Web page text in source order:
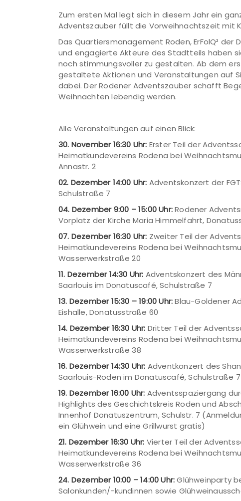
Zum ersten Mal legt sich in diesem Jahr ein
Adventszauber füllt die Vorweihnachtszeit mit
Das Quartiersmanagement Roden, ErFolQ² der
und engagierte Akteure des Stadtteils haben
noch stimmungsvoller zu gestalten. Ab dem
gestaltete Aktionen und Veranstaltungen auf
dabei. Der Rodener Adventszauber schafft
Weihnachten lebendig werden.
Alle Veranstaltungen auf einen Blick:
30. November 16:30 Uhr: Erster Teil der
Heimatkundevereins Rodena bei
Annastr. 2
02. Dezember 14:00 Uhr: Adventskonzert der
Schulstraße 7
04. Dezember 9:00 – 15:00 Uhr:Rodener
Vorplatz der Kirche Maria Himmelfahrt,
07. Dezember 16:30 Uhr: Zweiter Teil der
Heimatkundevereins Rodena bei
Wasserwerkstraße 20
11. Dezember 14:30 Uhr: Adventskonzert des
Saarlouis im Donatuscafé, Schulstraße 7
13. Dezember 15:30 – 19:00 Uhr:Blau-Goldener
Eishalle, Donatusstraße 60
14. Dezember 16:30 Uhr: Dritter Teil der
Heimatkundevereins Rodena bei
Wasserwerkstraße 38
16. Dezember 14:30 Uhr: Adventkonzert des
Saarlouis-Roden im Donatuscafé, Schulstraße 7
19. Dezember 16:00 Uhr: Adventsspaziergang
Highlights des Geschichtskreis Roden und
Innenhof Donatuszentrum, Schulstr. 7
ein Glühwein und eine Grillwurst gratis)
21. Dezember 16:30 Uhr: Vierter Teil der
Heimatkundevereins Rodena bei
Wasserwerkstraße 36
24. Dezember 10:00 – 14:00 Uhr:Glühweinparty
Salonkunden/-kundinnen sowie